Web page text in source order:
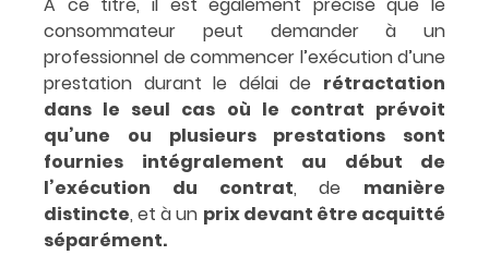
A ce titre, il est également précisé que le
consommateur peut demander à un
professionnel de commencer l’exécution d’une
prestation durant le délai de rétractation
dans le seul cas où le contrat prévoit
qu’une ou plusieurs prestations sont
fournies intégralement au début de
l’exécution du contrat, de manière
distincte, et à un prix devant être acquitté
séparément.